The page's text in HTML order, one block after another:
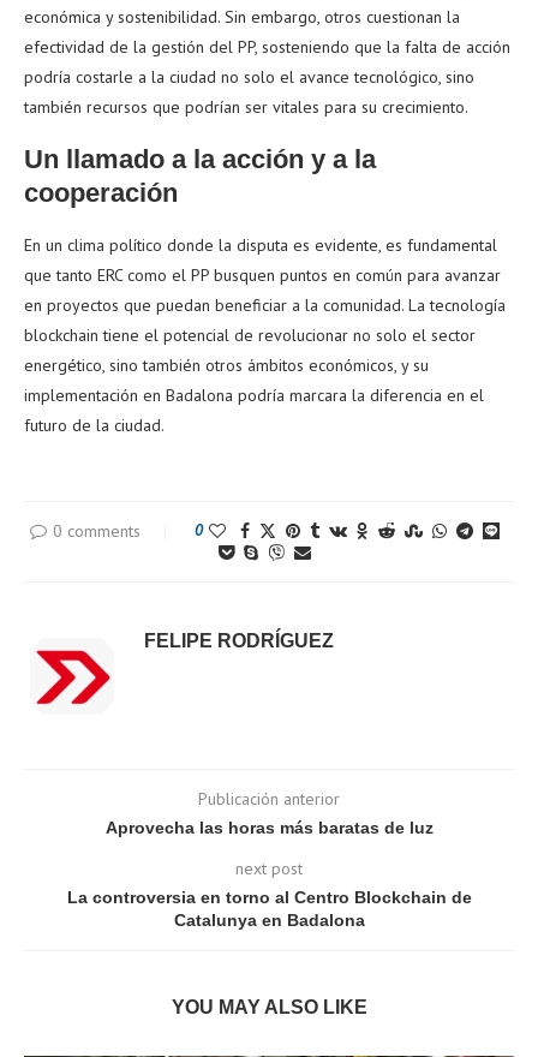
económica y sostenibilidad. Sin embargo, otros cuestionan la
efectividad de la gestión del PP, sosteniendo que la falta de acción
podría costarle a la ciudad no solo el avance tecnológico, sino
también recursos que podrían ser vitales para su crecimiento.
Un llamado a la acción y a la
cooperación
En un clima político donde la disputa es evidente, es fundamental
que tanto ERC como el PP busquen puntos en común para avanzar
en proyectos que puedan beneficiar a la comunidad. La tecnología
blockchain tiene el potencial de revolucionar no solo el sector
energético, sino también otros ámbitos económicos, y su
implementación en Badalona podría marcara la diferencia en el
futuro de la ciudad.
0 comments 0
FELIPE RODRÍGUEZ
Publicación anterior
Aprovecha las horas más baratas de luz
next post
La controversia en torno al Centro Blockchain de
Catalunya en Badalona
YOU MAY ALSO LIKE